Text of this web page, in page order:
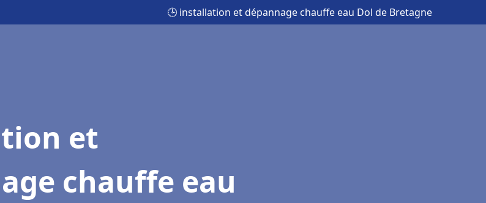
🕒 installation et dépannage chauffe eau Dol de Bretagne
et
chauffe eau